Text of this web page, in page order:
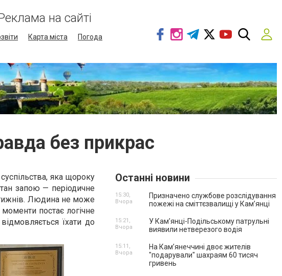
на сайті
Карта міста
Погода
без прикрас
яка щороку
запою — періодичне
Людина не може
моменти постає логічне
їхати до
Останні новини
Призначено службове розслідування
пожежі на сміттєзвалищі у Кам’янці
15:30,
Вчора
У Кам’янці-Подільському патрульні
виявили нетверезого водія
15:21,
Вчора
На Камʼянеччині двоє жителів
"подарували" шахраям 60 тисяч
гривень
15:11,
Вчора